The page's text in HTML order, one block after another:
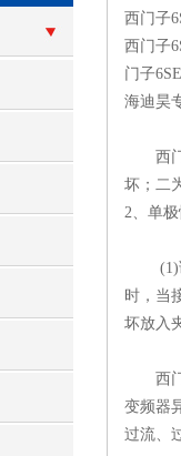
西门子
西门子
门子
海迪昊
西门
坏；二
2、单
(1)调
时，当
坏放入
西门
变频器
过流、